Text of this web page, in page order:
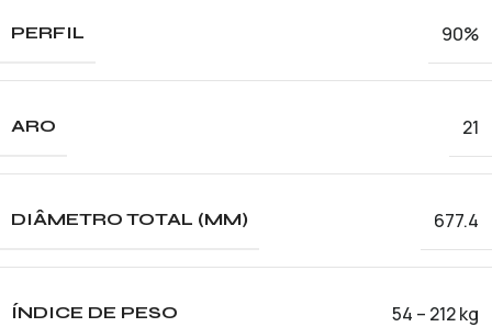
PERFIL 90%
ARO 21
DIÂMETRO TOTAL (MM) 677.4
ÍNDICE DE PESO 54 – 212 kg